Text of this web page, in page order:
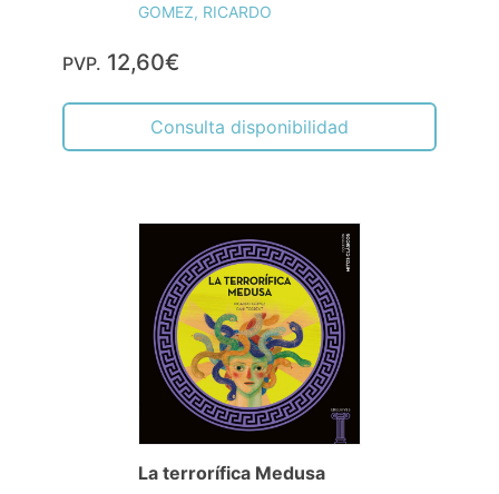
GOMEZ, RICARDO
PVP. 12,60€
Consulta disponibilidad
La terrorífica Medusa